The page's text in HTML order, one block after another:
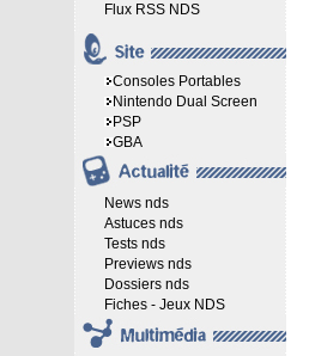
Flux RSS NDS
Consoles Portables
Nintendo Dual Screen
PSP
GBA
News nds
Astuces nds
Tests nds
Previews nds
Dossiers nds
Fiches - Jeux NDS